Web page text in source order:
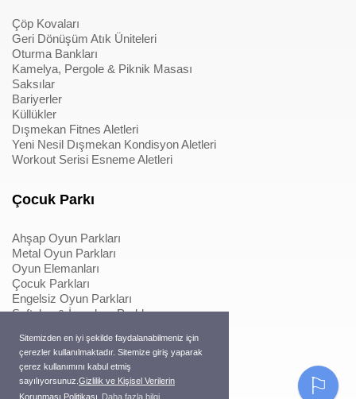
Sitemizden en iyi şekilde faydalanabilmeniz için
çerezler kullanılmaktadır. Sitemize giriş yaparak
çerez kullanımını kabul etmiş
sayılıyorsunuz. Gizlilik ve Kişisel Verilerin
Korunması Politikası Daha fazla bilgi
Çöp Kovaları
Geri Dönüşüm Atık Üniteleri
Oturma Bankları
Kamelya, Pergole & Piknik Masası
Saksılar
Bariyerler
Küllükler
Dışmekan Fitnes Aletleri
Yeni Nesil Dışmekan Kondisyon Aletleri
Workout Serisi Esneme Aletleri
Çocuk Parkı
Ahşap Oyun Parkları
Metal Oyun Parkları
Oyun Elemanları
Çocuk Parkları
Engelsiz Oyun Parkları
Softplay & İçmekan Parkları
Metal Konstrüksiyonlu İpli Tırmanmalar
Ahşap Konstrüksiyonlu İpli Tırmanmalar
Macera Serisi Ürünleri
Trambolinler
⚐